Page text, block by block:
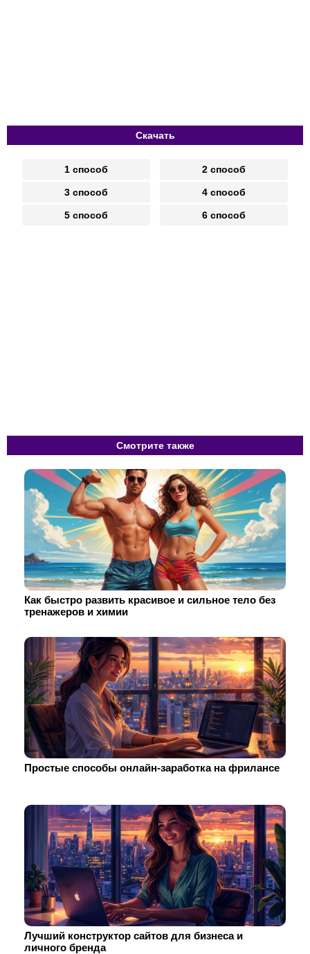
Скачать
1 способ 2 способ
3 способ 4 способ
5 способ 6 способ
Смотрите также
Как быстро развить красивое и сильное тело без
тренажеров и химии
Простые способы онлайн-заработка на фрилансе
Лучший конструктор сайтов для бизнеса и
личного бренда